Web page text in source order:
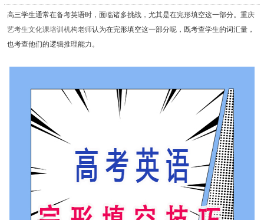
高三学生通常在备考英语时，面临诸多挑战，尤其是在完形填空这一部分。 重庆
艺考生文化课培训机构老师认为在完形填空这一部分呢，既考查学生的词汇量，
也考查他们的逻辑推理能力。